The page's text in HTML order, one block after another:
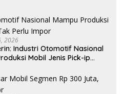
2026
Industri Otomotif Nasional
Mobil Jenis Pick-ip